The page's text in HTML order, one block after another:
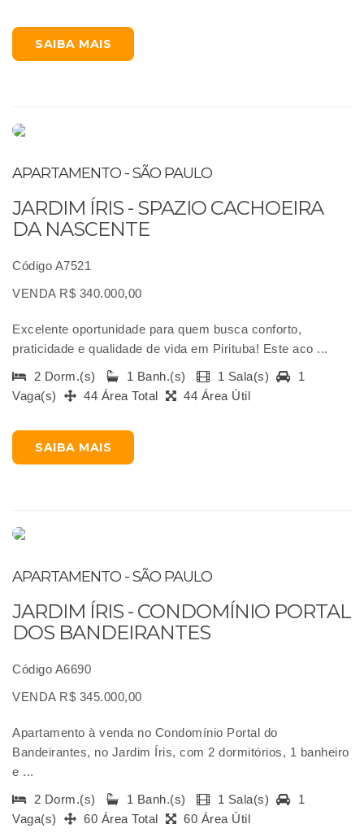
SAIBA MAIS
APARTAMENTO - SÃO PAULO
JARDIM ÍRIS - SPAZIO CACHOEIRA
DA NASCENTE
Código A7521
VENDA R$ 340.000,00
Excelente oportunidade para quem busca conforto,
praticidade e qualidade de vida em Pirituba! Este aco ...
2 Dorm.(s)
1 Banh.(s) 1 Sala(s)
1
Vaga(s)
44 Área Total 44 Área Útil
SAIBA MAIS
APARTAMENTO - SÃO PAULO
JARDIM ÍRIS - CONDOMÍNIO PORTAL
DOS BANDEIRANTES
Código A6690
VENDA R$ 345.000,00
Apartamento à venda no Condomínio Portal do
Bandeirantes, no Jardim Íris, com 2 dormitórios, 1 banheiro
e ...
2 Dorm.(s)
1 Banh.(s) 1 Sala(s)
1
Vaga(s)
60 Área Total 60 Área Útil